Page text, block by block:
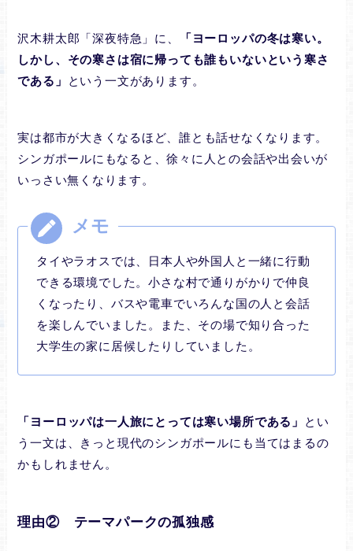
沢木耕太郎「深夜特急」に、
「ヨーロッパの冬は寒い。
しかし、その寒さは宿に帰っても誰もいないという寒さ
である」
という一文があります。
実は都市が大きくなるほど、誰とも話せなくなります。
シンガポールにもなると、徐々に人との会話や出会いが
いっさい無くなります。
タイやラオスでは、日本人や外国人と一緒に行動
できる環境でした。小さな村で通りがかりで仲良
くなったり、バスや電車でいろんな国の人と会話
を楽しんでいました。また、その場で知り合った
大学生の家に居候したりしていました。
「ヨーロッパは一人旅にとっては寒い場所である」
とい
う一文は、きっと現代のシンガポールにも当てはまるの
かもしれません。
理由② テーマパークの孤独感